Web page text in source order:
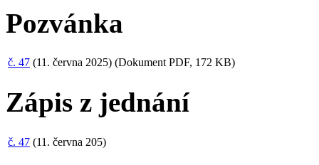
Pozvánka
č. 47 (11. června 2025) (Dokument PDF, 172 KB)
Zápis z jednání
č. 47 (11. června 205)